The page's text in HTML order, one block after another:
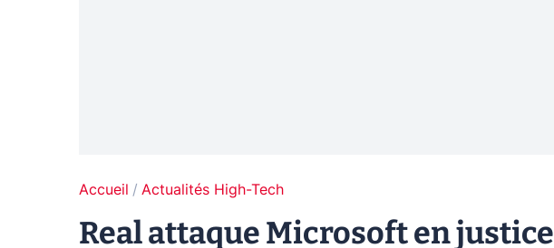
Accueil Actualités High-Tech
Real attaque Microsoft en justice